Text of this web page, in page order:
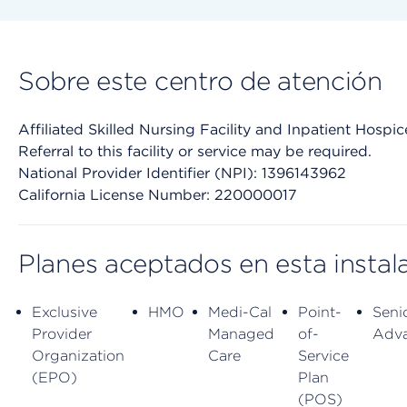
Sobre este centro de atención
Affiliated Skilled Nursing Facility and Inpatient
Referral to this facility or service may be required.
National Provider Identifier (NPI): 1396143962
California License Number: 220000017
Planes aceptados en esta
Exclusive
Provider
Organization
(EPO)
HMO
Medi-Cal
Managed
Care
Point-
of-
Service
Plan
(POS)